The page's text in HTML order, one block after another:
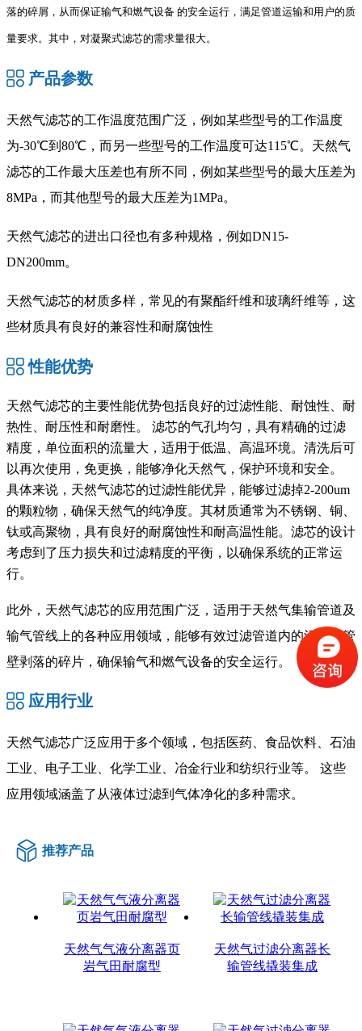
落的碎屑，从而保证输气和燃气设备 的安全运行，满足管道运输和用户的质
量要求。其中，对凝聚式滤芯的需求量很大。
产品参数
天然气滤芯的工作温度范围广泛，例如某些型号的工作温度
为-30℃到80℃，而另一些型号的工作温度可达115℃‌。天然气
滤芯的工作最大压差也有所不同，例如某些型号的最大压差为
8MPa，而其他型号的最大压差为1MPa‌。
天然气滤芯的进出口径也有多种规格，例如DN15-
DN200mm‌。
天然气滤芯的材质多样，常见的有聚酯纤维和玻璃纤维等，这
些材质具有良好的兼容性和耐腐蚀性
性能优势
天然气滤芯的主要性能优势包括良好的过滤性能、耐蚀性、耐
热性、耐压性和耐磨性。‌ 滤芯的气孔均匀，具有精确的过滤
精度，单位面积的流量大，适用于低温、高温环境。清洗后可
以再次使用，免更换，能够净化天然气，保护环境和安全‌。
具体来说，天然气滤芯的过滤性能优异，能够过滤掉2-200um
的颗粒物，确保天然气的纯净度。其材质通常为不锈钢、铜、
钛或高聚物，具有良好的耐腐蚀性和耐高温性能。滤芯的设计
考虑到了压力损失和过滤精度的平衡，以确保系统的正常运
行‌。
此外，天然气滤芯的应用范围广泛，适用于天然气集输管道及
输气管线上的各种应用领域，能够有效过滤管道内的污物和管
壁剥落的碎片，确保输气和燃气设备的安全运行。
应用行业
‌天然气滤芯广泛应用于多个领域，包括医药、食品饮料、石油
工业、电子工业、化学工业、冶金行业和纺织行业等。‌ 这些
应用领域涵盖了从液体过滤到气体净化的多种需求‌。
推荐产品
天然气气液分离器页
岩气田耐腐型
天然气过滤分离器长
输管线撬装集成